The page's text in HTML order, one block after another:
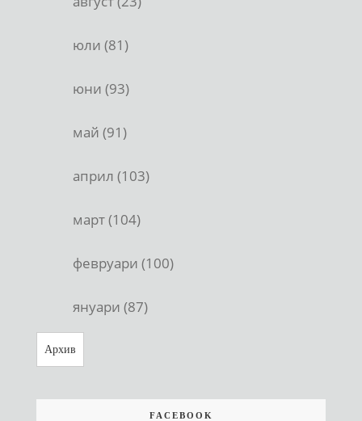
юли (81)
юни (93)
май (91)
април (103)
март (104)
февруари (100)
януари (87)
Архив
FACEBOOK